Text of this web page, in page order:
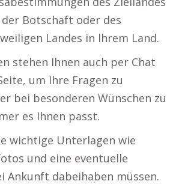
Botschaft oder des
Landes in Ihrem Land.
stehen Ihnen auch per Chat
um Ihre Fragen zu
bei besonderen Wünschen zu
es Ihnen passt.
wichtige Unterlagen wie
und eine eventuelle
Ankunft dabeihaben müssen.